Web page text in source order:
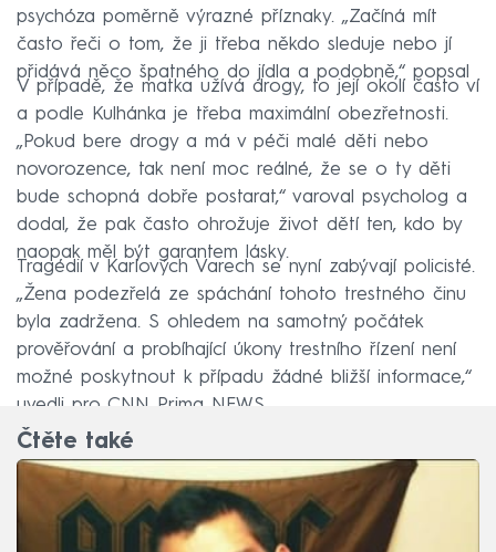
psychóza poměrně výrazné příznaky. „Začíná mít
často řeči o tom, že ji třeba někdo sleduje nebo jí
přidává něco špatného do jídla a podobně,“ popsal
V případě, že matka užívá drogy, to její okolí často ví
a podle Kulhánka je třeba maximální obezřetnosti.
„Pokud bere drogy a má v péči malé děti nebo
novorozence, tak není moc reálné, že se o ty děti
bude schopná dobře postarat,“ varoval psycholog a
dodal, že pak často ohrožuje život dětí ten, kdo by
naopak měl být garantem lásky.
Tragédií v Karlových Varech se nyní zabývají policisté.
„Žena podezřelá ze spáchání tohoto trestného činu
byla zadržena. S ohledem na samotný počátek
prověřování a probíhající úkony trestního řízení není
možné poskytnout k případu žádné bližší informace,“
uvedli pro CNN Prima NEWS.
Čtěte také